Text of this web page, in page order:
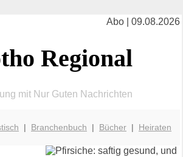
Abo | 09.08.2026
Regional
mit Nur Guten Nachrichten
| Branchenbuch | Bücher | Heiraten